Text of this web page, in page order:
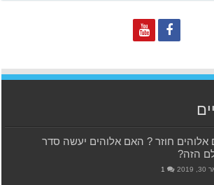
אלוהים חוזר ? האם אלוהים יעשה סדר
הזה?
2019
1